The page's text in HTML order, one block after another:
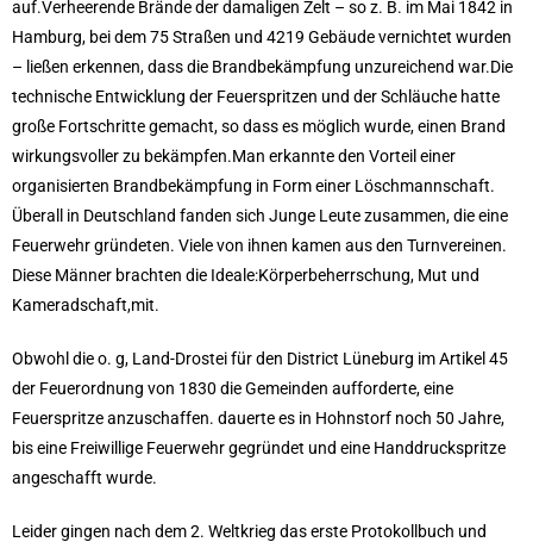
auf.Verheerende Brände der damaligen Zelt – so z. B. im Mai 1842 in
Hamburg, bei dem 75 Straßen und 4219 Gebäude vernichtet wurden
– ließen erkennen, dass die Brandbekämpfung unzureichend war.Die
technische Entwicklung der Feuerspritzen und der Schläuche hatte
große Fortschritte gemacht, so dass es möglich wurde, einen Brand
wirkungsvoller zu bekämpfen.Man erkannte den Vorteil einer
organisierten Brandbekämpfung in Form einer Löschmannschaft.
Überall in Deutschland fanden sich Junge Leute zusammen, die eine
Feuerwehr gründeten. Viele von ihnen kamen aus den Turnvereinen.
Diese Männer brachten die Ideale:Körperbeherrschung, Mut und
Kameradschaft,mit.
Obwohl die o. g, Land-Drostei für den District Lüneburg im Artikel 45
der Feuerordnung von 1830 die Gemeinden aufforderte, eine
Feuerspritze anzuschaffen. dauerte es in Hohnstorf noch 50 Jahre,
bis eine Freiwillige Feuerwehr gegründet und eine Handdruckspritze
angeschafft wurde.
Leider gingen nach dem 2. Weltkrieg das erste Protokollbuch und